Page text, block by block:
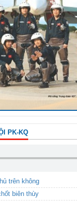
PK-KQ
trên không
biên thùy